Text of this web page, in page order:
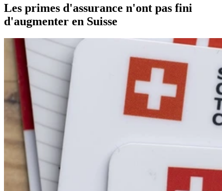
Les primes d'assurance n'ont pas fini
d'augmenter en Suisse